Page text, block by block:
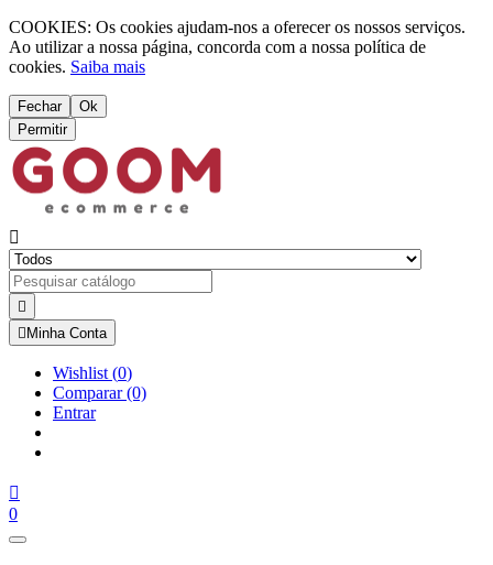
COOKIES: Os cookies ajudam-nos a oferecer os nossos serviços.
Ao utilizar a nossa página, concorda com a nossa política de
cookies. Saiba mais
Fechar
Ok
Permitir


 Minha Conta
Wishlist (0)
Comparar(0)
Entrar

0